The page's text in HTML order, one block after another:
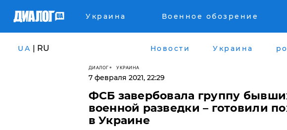
Украина Военное обозрение
UA | RU Новости Украина
ДИАЛОГ УКРАИНА
7 февраля 2021, 22:29
ФСБ завербовала группу
военной разведки – готовили
в Украине